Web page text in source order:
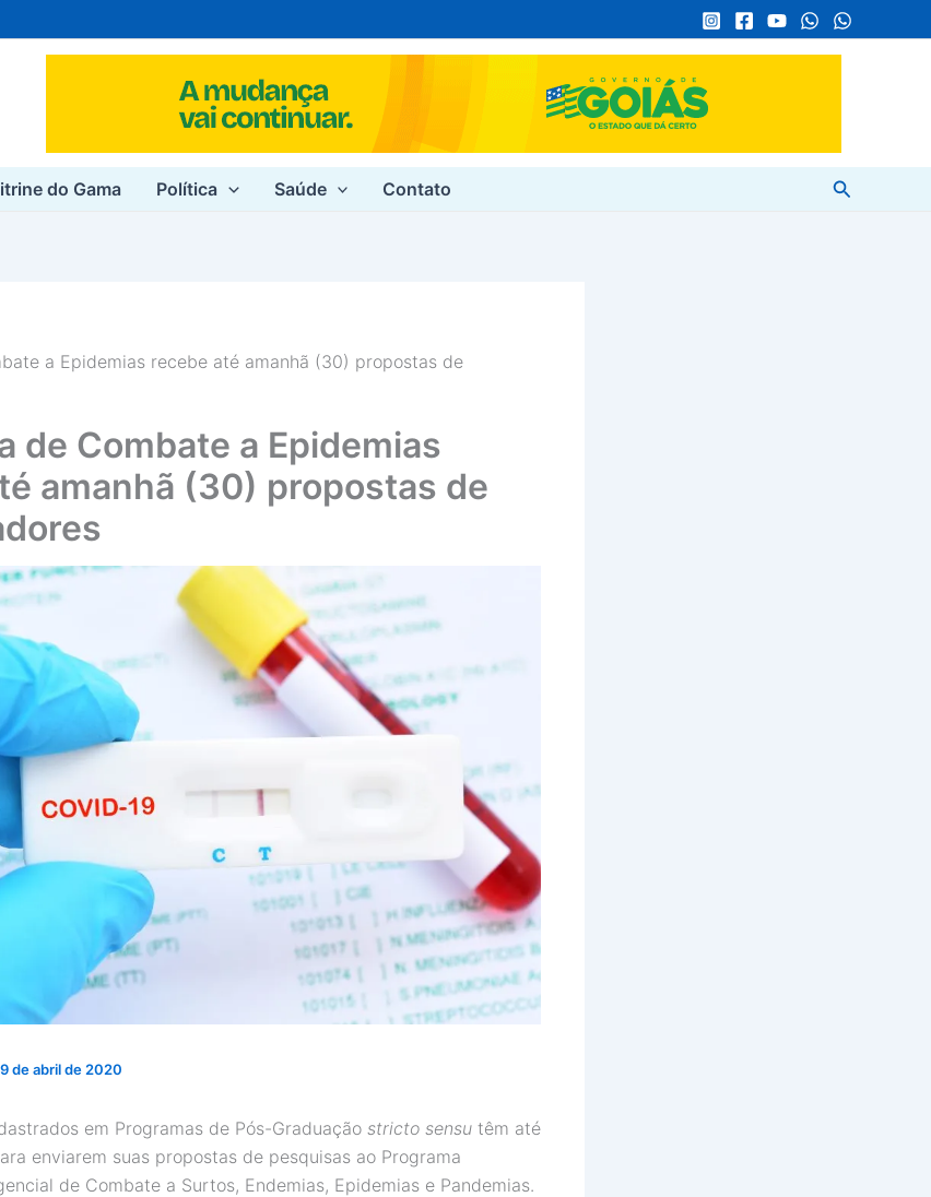
do Gama Política Saúde Contato Pesquisar
a Epidemias recebe até amanhã (30) propostas de
de Combate a Epidemias
amanhã (30) propostas de
de abril de 2020
em Programas de Pós-Graduação stricto sensu têm até
enviarem suas propostas de pesquisas ao Programa
de Combate a Surtos, Endemias, Epidemias e Pandemias.